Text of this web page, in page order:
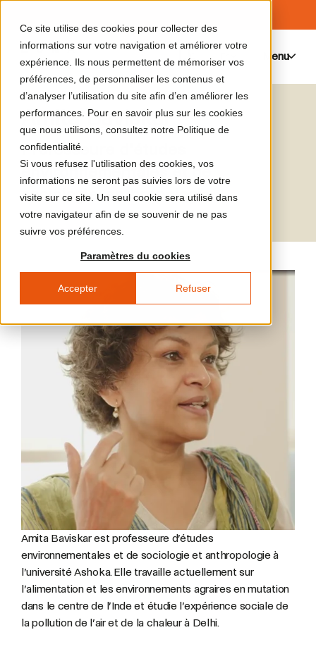
Ce site utilise des cookies pour collecter des
informations sur votre navigation et améliorer votre
expérience. Ils nous permettent de mémoriser vos
préférences, de personnaliser les contenus et
d’analyser l’utilisation du site afin d’en améliorer les
performances. Pour en savoir plus sur les cookies
que nous utilisons, consultez notre Politique de
confidentialité.
Si vous refusez l'utilisation des cookies, vos
informations ne seront pas suivies lors de votre
visite sur ce site. Un seul cookie sera utilisé dans
votre navigateur afin de se souvenir de ne pas
suivre vos préférences.
Paramètres du cookies
Accepter Refuser
Menu
Amita Baviskar
Professeure d'études
environnementales et de
sociologie-anthropologie
Amita Baviskar est professeure d’études
environnementales et de sociologie et anthropologie à
l’université Ashoka. Elle travaille actuellement sur
l’alimentation et les environnements agraires en mutation
dans le centre de l’Inde et étudie l’expérience sociale de
la pollution de l’air et de la chaleur à Delhi.